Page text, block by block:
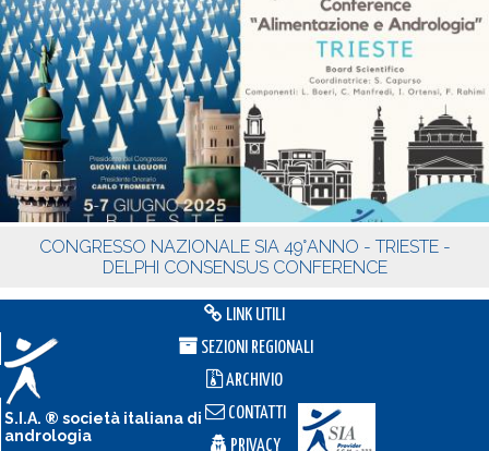
CONGRESSO NAZIONALE SIA 49°ANNO - TRIESTE -
DELPHI CONSENSUS CONFERENCE
LINK UTILI
SEZIONI REGIONALI
ARCHIVIO
CONTATTI
PRIVACY
S.I.A. ® società italiana di
andrologia